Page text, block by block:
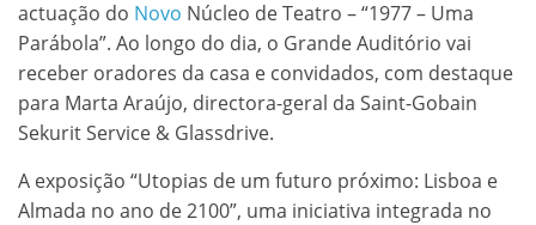
actuação do Novo Núcleo de Teatro – “1977 – Uma
Parábola”. Ao longo do dia, o Grande Auditório vai
receber oradores da casa e convidados, com destaque
para Marta Araújo, directora-geral da Saint-Gobain
Sekurit Service & Glassdrive.
A exposição “Utopias de um futuro próximo: Lisboa e
Almada no ano de 2100”, uma iniciativa integrada no